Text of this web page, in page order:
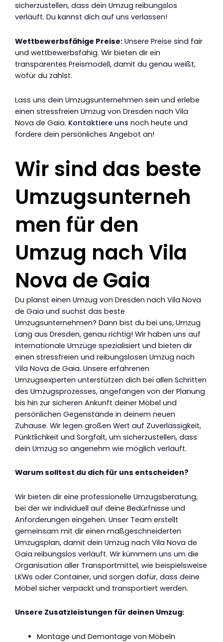
sicherzustellen, dass dein Umzug reibungslos
verläuft. Du kannst dich auf uns verlassen!
Wettbewerbsfähige Preise: Unsere Preise sind fair
und wettbewerbsfähig. Wir bieten dir ein
transparentes Preismodell, damit du genau weißt,
wofür du zahlst.
Lass uns dein Umzugsunternehmen sein und erlebe
einen stressfreien Umzug von Dresden nach Vila
Nova de Gaia. Kontaktiere uns noch heute und
fordere dein persönliches Angebot an!
Wir sind das beste
Umzugsunterneh
men für den
Umzug nach Vila
Nova de Gaia
Du planst einen Umzug von Dresden nach Vila Nova
de Gaia und suchst das beste
Umzugsunternehmen? Dann bist du bei uns, Umzug
Lang aus Dresden, genau richtig! Wir haben uns auf
internationale Umzüge spezialisiert und bieten dir
einen stressfreien und reibungslosen Umzug nach
Vila Nova de Gaia. Unsere erfahrenen
Umzugsexperten unterstützen dich bei allen Schritten
des Umzugsprozesses, angefangen von der Planung
bis hin zur sicheren Ankunft deiner Möbel und
persönlichen Gegenstände in deinem neuen
Zuhause. Wir legen großen Wert auf Zuverlässigkeit,
Pünktlichkeit und Sorgfalt, um sicherzustellen, dass
dein Umzug so angenehm wie möglich verläuft.
Warum solltest du dich für uns entscheiden?
Wir bieten dir eine professionelle Umzugsberatung,
bei der wir individuell auf deine Bedürfnisse und
Anforderungen eingehen. Unser Team erstellt
gemeinsam mit dir einen maßgeschneiderten
Umzugsplan, damit dein Umzug nach Vila Nova de
Gaia reibungslos verläuft. Wir kümmern uns um die
Organisation aller Transportmittel, wie beispielsweise
LKWs oder Container, und sorgen dafür, dass deine
Möbel sicher verpackt und transportiert werden.
Unsere Zusatzleistungen für deinen Umzug:
Montage und Demontage von Möbeln